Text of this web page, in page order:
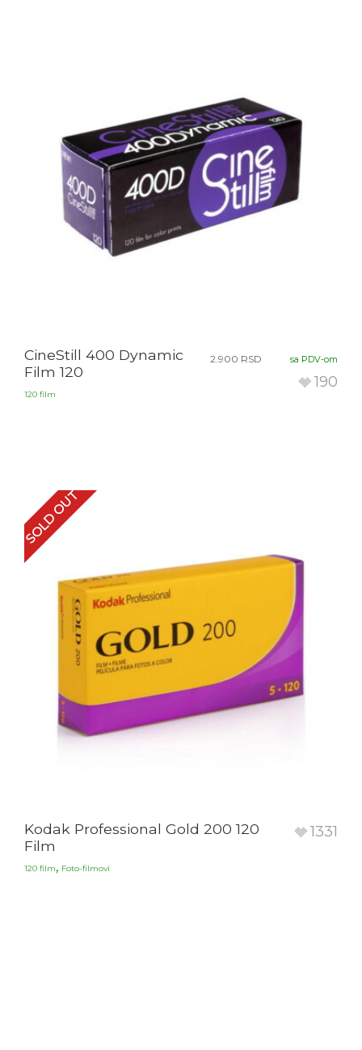
CineStill 400 Dynamic
Film 120
120 film
2.900 RSD sa PDV-om
190
SOLD OUT
Kodak Professional Gold 200 120
Film
120 film, Foto-filmovi
1331